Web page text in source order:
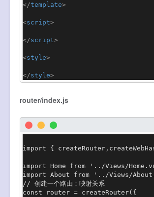
</template>
<script>
</script>
<style>
</style>
router/index.js
import {
import Home from '../Views/
import About from '../Views/
// 创建一个路由：映射关系
const router = createRouter({